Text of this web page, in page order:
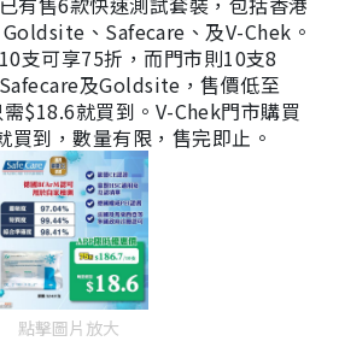
、Safecare、及V-Chek。
支可享75折，而門市則10支8
及Goldsite，售價低至
$18.6就買到。V-Chek門市購買
買到，數量有限，售完即止。
點擊圖片放大